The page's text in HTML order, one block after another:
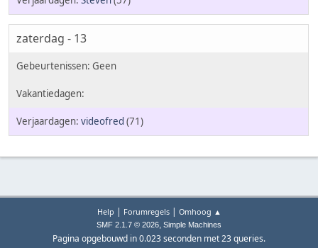
zaterdag - 13
videofred (71)
Help | Forumregels| Omhoog ▲
SMF 2.1.7 © 2026, Simple Machines
Pagina opgebouwd in 0.023 seconden met 23 queries.